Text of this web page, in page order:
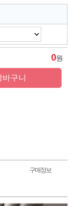
0원
구매정보